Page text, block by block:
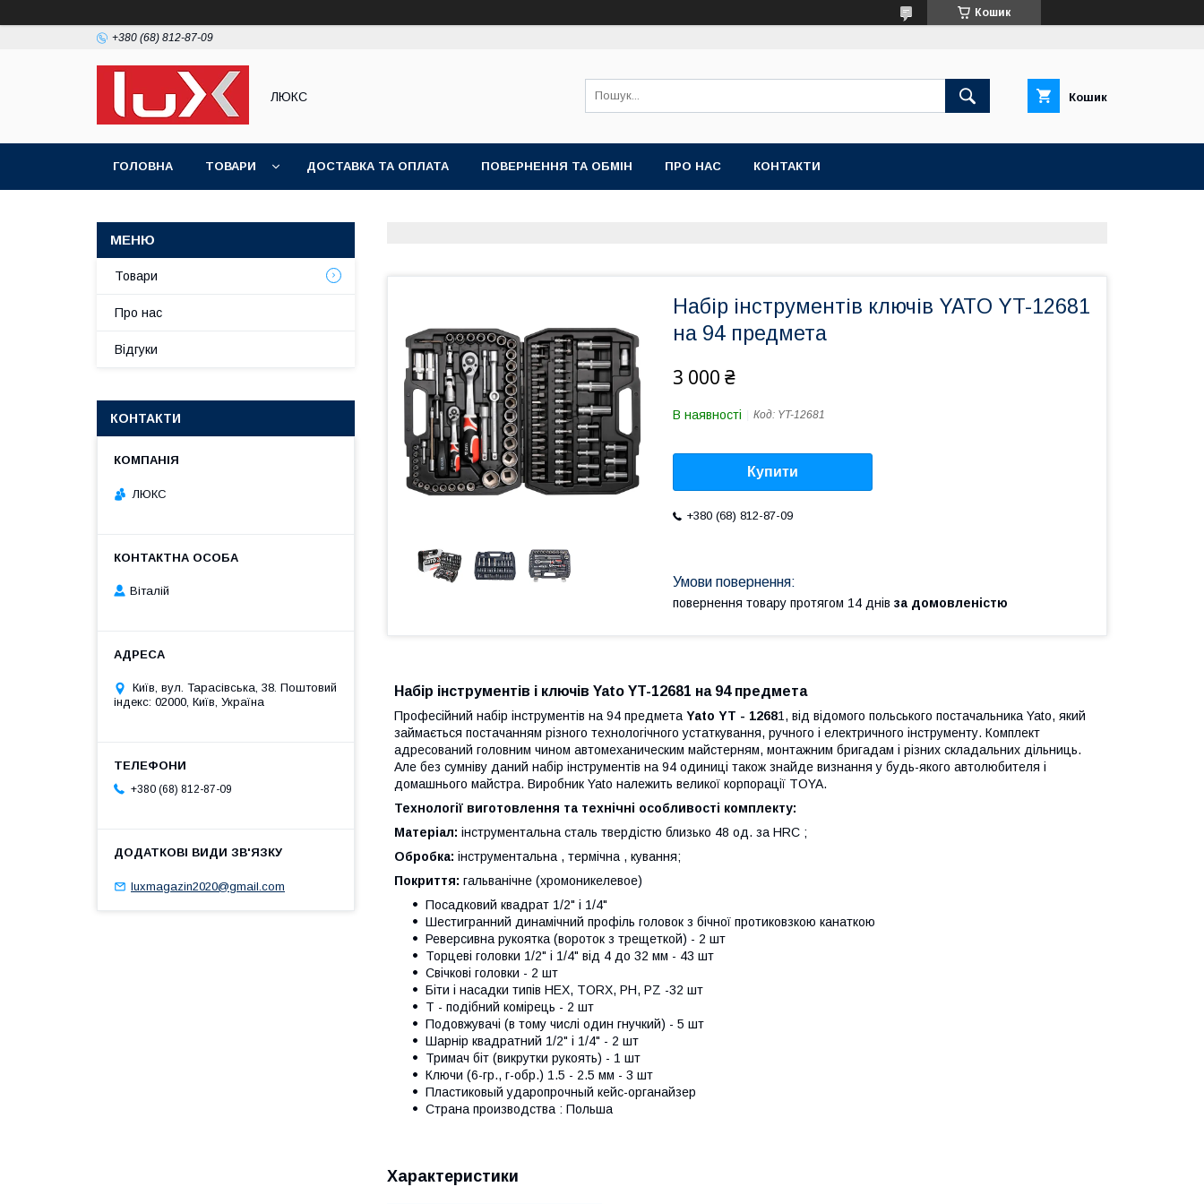
Кошик
+380 (68) 812-87-09
ЛЮКС Кошик
ГОЛОВНА ТОВАРИ ДОСТАВКА ТА ОПЛАТА ПОВЕРНЕННЯ ТА ОБМІН ПРО НАС КОНТАКТИ
Набір інструментів ключів YATO YT-12681
на 94 предмета
3 000 ₴
В наявності Код: YT-12681
Купити
+380 (68) 812-87-09
повернення товару протягом 14 днів за домовленістю
Набір інструментів і ключів Yato YT-12681 на 94 предмета
Професійний набір інструментів на 94 предмета Yato YT - 12681, від відомого польського постачальника Yato, який
займається постачанням різного технологічного устаткування, ручного і електричного інструменту. Комплект
адресований головним чином автомеханическим майстерням, монтажним бригадам і різних складальних дільниць.
Але без сумніву даний набір інструментів на 94 одиниці також знайде визнання у будь-якого автолюбителя і
домашнього майстра. Виробник Yato належить великої корпорації TOYA.
Технології виготовлення та технічні особливості комплекту:
Матеріал: інструментальна сталь твердістю близько 48 од. за HRC ;
Обробка: інструментальна , термічна , кування;
Покриття: гальванічне (хромоникелевое)
Посадковий квадрат 1/2" і 1/4"
Шестигранний динамічний профіль головок з бічної протиковзкою канаткою
Реверсивна рукоятка (вороток з трещеткой) - 2 шт
Торцеві головки 1/2" і 1/4" від 4 до 32 мм - 43 шт
Свічкові головки - 2 шт
Біти і насадки типів HEX, TORX, РН, PZ -32 шт
Т - подібний комірець - 2 шт
Подовжувачі (в тому числі один гнучкий) - 5 шт
Шарнір квадратний 1/2" і 1/4" - 2 шт
Тримач біт (викрутки рукоять) - 1 шт
Ключи (6-гр., г-обр.) 1.5 - 2.5 мм - 3 шт
Пластиковый ударопрочный кейс-органайзер
Страна производства : Польша
Характеристики
Товари
Про нас
Відгуки
КОНТАКТИ
ЛЮКС
Віталій
Київ, вул. Тарасівська, 38. Поштовий
індекс: 02000, Київ, Україна
+380 (68) 812-87-09
luxmagazin2020@gmail.com